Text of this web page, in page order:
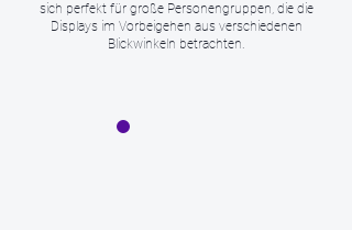
sich perfekt für große Personengruppen, die die
Displays im Vorbeigehen aus verschiedenen
Blickwinkeln betrachten.